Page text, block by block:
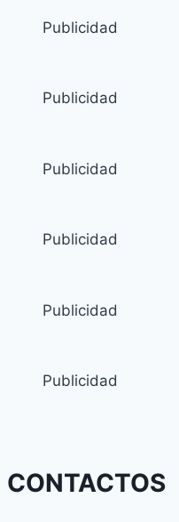
Publicidad
Publicidad
Publicidad
Publicidad
Publicidad
Publicidad
CONTACTOS